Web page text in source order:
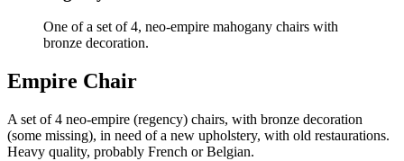
One of a set of 4, neo-empire mahogany chairs with
bronze decoration.
Empire Chair
A set of 4 neo-empire (regency) chairs, with bronze decoration
(some missing), in need of a new upholstery, with old restaurations.
Heavy quality, probably French or Belgian.